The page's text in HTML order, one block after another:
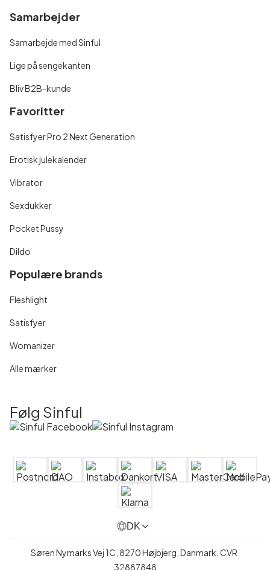
Samarbejder
Samarbejde med Sinful
Lige på sengekanten
Bliv B2B-kunde
Favoritter
Satisfyer Pro 2 Next Generation
Erotisk julekalender
Vibrator
Sexdukker
Pocket Pussy
Dildo
Populære brands
Fleshlight
Satisfyer
Womanizer
Alle mærker
Følg Sinful
DK
Søren Nymarks Vej 1C, 8270 Højbjerg, Danmark, CVR.
32887848